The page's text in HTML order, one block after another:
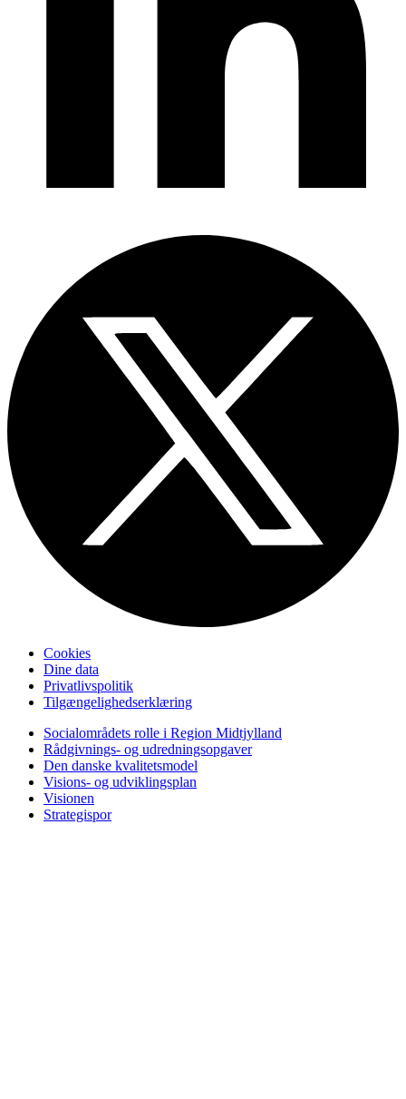
Cookies
Dine data
Privatlivspolitik
Tilgængelighedserklæring
Socialområdets rolle i Region Midtjylland
Rådgivnings- og udredningsopgaver
Den danske kvalitetsmodel
Visions- og udviklingsplan
Visionen
Strategispor